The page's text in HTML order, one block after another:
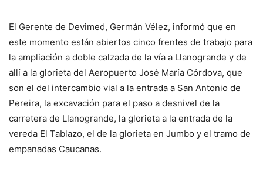
El Gerente de Devimed, Germán Vélez, informó que en
este momento están abiertos cinco frentes de trabajo para
la ampliación a doble calzada de la vía a Llanogrande y de
allí a la glorieta del Aeropuerto José María Córdova, que
son el del intercambio vial a la entrada a San Antonio de
Pereira, la excavación para el paso a desnivel de la
carretera de Llanogrande, la glorieta a la entrada de la
vereda El Tablazo, el de la glorieta en Jumbo y el tramo de
empanadas Caucanas.